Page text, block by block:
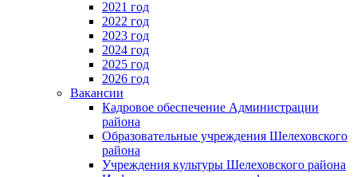
2021 год
2022 год
2023 год
2024 год
2025 год
2026 год
Вакансии
Кадровое обеспечение Администрации
района
Образовательные учреждения Шелеховского
района
Учреждения культуры Шелеховского района